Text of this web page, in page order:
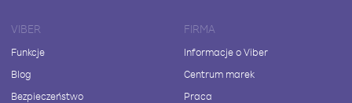
VIBER
Funkcje
Blog
Bezpieczeństwo
FIRMA
Informacje o Viber
Centrum marek
Praca